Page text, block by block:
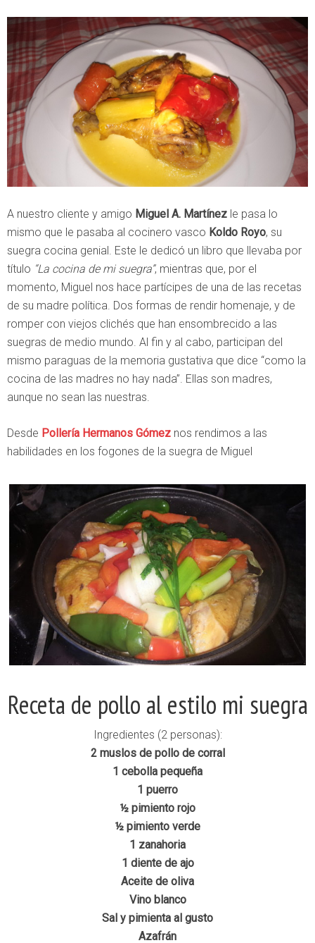
A nuestro cliente y amigo Miguel A. Martínez le pasa lo
mismo que le pasaba al cocinero vasco Koldo Royo, su
suegra cocina genial. Este le dedicó un libro que llevaba por
título “La cocina de mi suegra”, mientras que, por el
momento, Miguel nos hace partícipes de una de las recetas
de su madre política. Dos formas de rendir homenaje, y de
romper con viejos clichés que han ensombrecido a las
suegras de medio mundo. Al fin y al cabo, participan del
mismo paraguas de la memoria gustativa que dice “como la
cocina de las madres no hay nada”. Ellas son madres,
aunque no sean las nuestras.
Desde Pollería Hermanos Gómez nos rendimos a las
habilidades en los fogones de la suegra de Miguel
Receta de pollo al estilo mi suegra
Ingredientes (2 personas):
2 muslos de pollo de corral
1 cebolla pequeña
1 puerro
½ pimiento rojo
½ pimiento verde
1 zanahoria
1 diente de ajo
Aceite de oliva
Vino blanco
Sal y pimienta al gusto
Azafrán